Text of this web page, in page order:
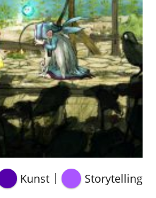
Kunst |
Storytelling